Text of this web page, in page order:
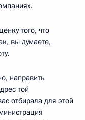
того, что
вы думаете,
направить
той
отбирала для этой